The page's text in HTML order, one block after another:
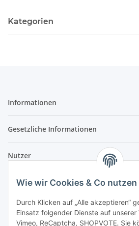
Wie wir Cookies & Co nutzen
Durch Klicken auf „Alle akzeptieren“
Einsatz folgender Dienste auf unserer
Vimeo, ReCaptcha, SHOPVOTE. Sie
Kategorien
Informationen
Gesetzliche Informationen
Nutzer